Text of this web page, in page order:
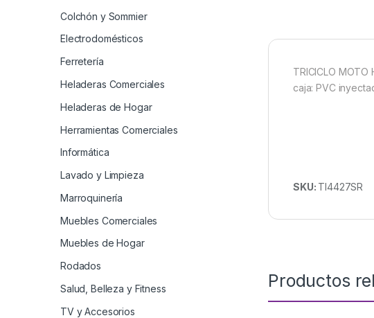
TRICICLO
caja: PVC
SKU: TI4427SR
Productos
Colchón y Sommier
Electrodomésticos
Ferretería
Heladeras Comerciales
Heladeras de Hogar
Herramientas Comerciales
Informática
Lavado y Limpieza
Marroquinería
Muebles Comerciales
Muebles de Hogar
Rodados
Salud, Belleza y Fitness
TV y Accesorios